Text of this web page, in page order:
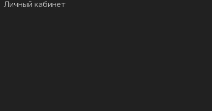
Личный кабинет